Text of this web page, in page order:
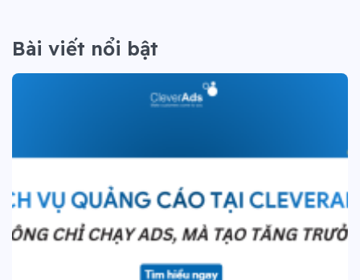
Bài viết nổi bật